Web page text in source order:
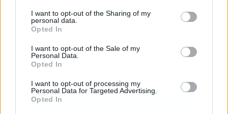
I want to opt-out of the Sharing of my
personal data.
Opted In
I want to opt-out of the Sale of my
Personal Data.
Opted In
I want to opt-out of processing my
Personal Data for Targeted Advertising.
Opted In